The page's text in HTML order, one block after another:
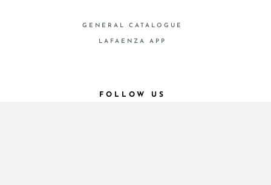
GENERAL CATALOGUE
LAFAENZA APP
FOLLOW US